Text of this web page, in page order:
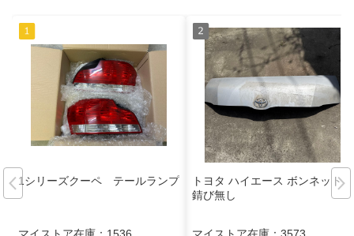
1シリーズクーペ テールランプ
トヨタ ハイエース ボンネット
錆び無し